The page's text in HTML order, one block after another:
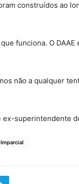
construídos ao
funciona. O
não a qualquer
superintendente